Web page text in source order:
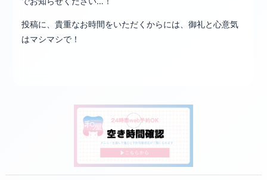
投稿に、貴重なお時間をいただくからには、御礼と心意気
はマシマシで！